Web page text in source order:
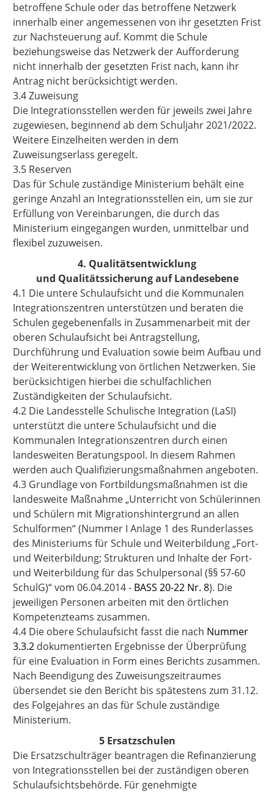
betroffene Schule oder das betroffene Netzwerk
innerhalb einer angemessenen von ihr gesetzten Frist
zur Nachsteuerung auf. Kommt die Schule
beziehungsweise das Netzwerk der Aufforderung
nicht innerhalb der gesetzten Frist nach, kann ihr
Antrag nicht berücksichtigt werden.
3.4 Zuweisung
Die Integrationsstellen werden für jeweils zwei Jahre
zugewiesen, beginnend ab dem Schuljahr 2021/2022.
Weitere Einzelheiten werden in dem
Zuweisungserlass geregelt.
3.5 Reserven
Das für Schule zuständige Ministerium behält eine
geringe Anzahl an Integrationsstellen ein, um sie zur
Erfüllung von Vereinbarungen, die durch das
Ministerium eingegangen wurden, unmittelbar und
flexibel zuzuweisen.
4. Qualitätsentwicklung
und Qualitätssicherung auf Landesebene
4.1 Die untere Schulaufsicht und die Kommunalen
Integrationszentren unterstützen und beraten die
Schulen gegebenenfalls in Zusammenarbeit mit der
oberen Schulaufsicht bei Antragstellung,
Durchführung und Evaluation sowie beim Aufbau und
der Weiterentwicklung von örtlichen Netzwerken. Sie
berücksichtigen hierbei die schulfachlichen
Zuständigkeiten der Schulaufsicht.
4.2 Die Landesstelle Schulische Integration (LaSI)
unterstützt die untere Schulaufsicht und die
Kommunalen Integrationszentren durch einen
landesweiten Beratungspool. In diesem Rahmen
werden auch Qualifizierungsmaßnahmen angeboten.
4.3 Grundlage von Fortbildungsmaßnahmen ist die
landesweite Maßnahme „Unterricht von Schülerinnen
und Schülern mit Migrationshintergrund an allen
Schulformen“ (Nummer I Anlage 1 des Runderlasses
des Ministeriums für Schule und Weiterbildung „Fort-
und Weiterbildung; Strukturen und Inhalte der Fort-
und Weiterbildung für das Schulpersonal (§§ 57-60
SchulG)“ vom 06.04.2014 - BASS 20-22 Nr. 8). Die
jeweiligen Personen arbeiten mit den örtlichen
Kompetenzteams zusammen.
4.4 Die obere Schulaufsicht fasst die nach Nummer
3.3.2 dokumentierten Ergebnisse der Überprüfung
für eine Evaluation in Form eines Berichts zusammen.
Nach Beendigung des Zuweisungszeitraumes
übersendet sie den Bericht bis spätestens zum 31.12.
des Folgejahres an das für Schule zuständige
Ministerium.
5 Ersatzschulen
Die Ersatzschulträger beantragen die Refinanzierung
von Integrationsstellen bei der zuständigen oberen
Schulaufsichtsbehörde. Für genehmigte